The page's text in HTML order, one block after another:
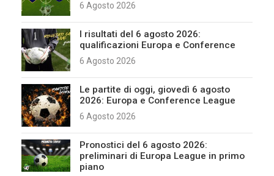
6 Agosto 2026
I risultati del 6 agosto 2026:
qualificazioni Europa e Conference
6 Agosto 2026
Le partite di oggi, giovedì 6 agosto
2026: Europa e Conference League
6 Agosto 2026
Pronostici del 6 agosto 2026:
preliminari di Europa League in primo
piano